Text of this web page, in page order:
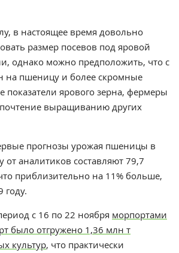
в настоящее время довольно
размер посевов под яровой
однако можно предположить, что с
на пшеницу и более скромные
показатели ярового зерна, фермеры
выращиванию других
прогнозы урожая пшеницы в
от аналитиков составляют 79,7
приблизительно на 11% больше,
году.
с 16 по 22 ноября морпортами
было отгружено 1,36 млн т
культур, что практически